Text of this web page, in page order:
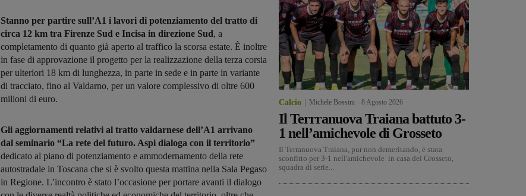
Stanno per partire sull’A1 i lavori di potenziamento del tratto di
circa 12 km tra Firenze Sud e Incisa in direzione Sud, a
completamento di quanto già aperto al traffico la scorsa estate. È inoltre
in fase di approvazione il progetto per la realizzazione della terza corsia
per ulteriori 18 km di lunghezza, in parte in sede e in parte in variante
di tracciato, fino al Valdarno, per un valore complessivo di oltre 600
milioni di euro.
Gli aggiornamenti relativi al tratto valdarnese dell’A1 arrivano
dal seminario “La rete del futuro. Aspi dialoga con il territorio”
dedicato al piano di potenziamento e ammodernamento della rete
autostradale in Toscana che si è svolto questa mattina nella Sala Pegaso
in Regione. L’incontro è stato l’occasione per portare avanti il dialogo
Calcio Michele Bossini 8 Agosto 2026
Il Terrranuova Traiana battuto 3-
1 nell’amichevole di Grosseto
Il Terranuova Traiana, pur non demeritando, è stata
sconfitto per 3-1 nell'amichevole in casa del Grosseto,
squadra di serie...